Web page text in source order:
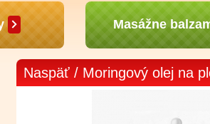
Masážne
Naspäť/ Moringový olej na